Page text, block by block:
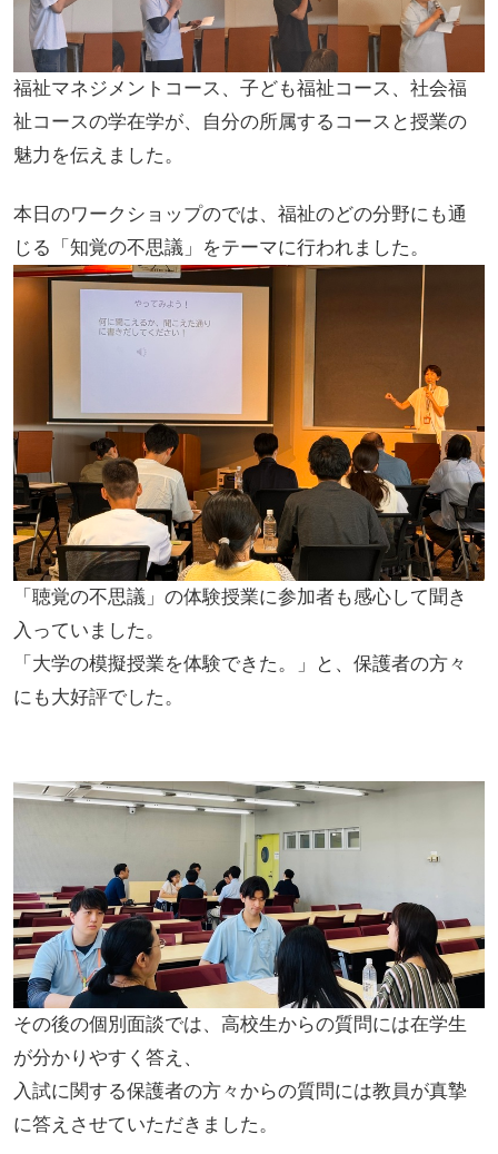
福祉マネジメントコース、子ども福祉コース、社会福
祉コースの学在学が、自分の所属するコースと授業の
魅力を伝えました。
本日のワークショップのでは、福祉のどの分野にも通
じる「知覚の不思議」をテーマに行われました。
「聴覚の不思議」の体験授業に参加者も感心して聞き
入っていました。
「大学の模擬授業を体験できた。」と、保護者の方々
にも大好評でした。
その後の個別面談では、高校生からの質問には在学生
が分かりやすく答え、
入試に関する保護者の方々からの質問には教員が真摯
に答えさせていただきました。